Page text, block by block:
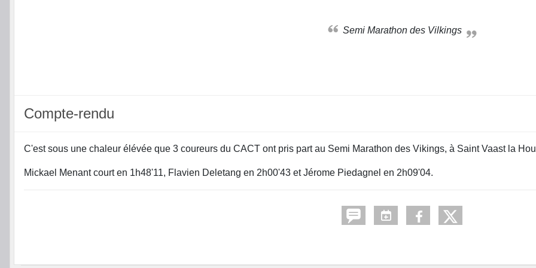
Semi Marathon des Vilkings
Compte-rendu
C'est sous une chaleur élévée que 3 coureurs du CACT ont pris part au Semi Marathon des Vikings, à Saint Vaast la
Mickael Menant court en 1h48'11, Flavien Deletang en 2h00'43 et Jérome Piedagnel en 2h09'04.